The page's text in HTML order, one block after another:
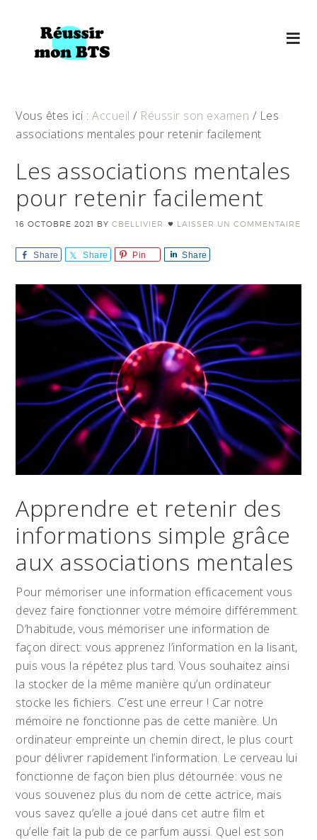
Vous êtes ici :Accueil / Réussir son examen / Les
associations mentales pour retenir facilement
Les associations mentales
pour retenir facilement
16 OCTOBRE 2021 BYCBELLIVIER LAISSER UN COMMENTAIRE
Share Share Pin Share
Apprendre et retenir des
informations simple grâce
aux associations mentales
Pour mémoriser une information efficacement vous
devez faire fonctionner votre mémoire différemment.
D’habitude, vous mémoriser une information de
façon direct: vous apprenez l’information en la lisant,
puis vous la répétez plus tard. Vous souhaitez ainsi
la stocker de la même manière qu’un ordinateur
stocke les fichiers. C’est une erreur ! Car notre
mémoire ne fonctionne pas de cette manière. Un
ordinateur empreinte un chemin direct, le plus court
pour délivrer rapidement l’information. Le cerveau lui
fonctionne de façon bien plus détournée: vous ne
vous souvenez plus du nom de cette actrice, mais
vous savez qu’elle a joué dans cet autre film et
qu’elle fait la pub de ce parfum aussi. Quel est son